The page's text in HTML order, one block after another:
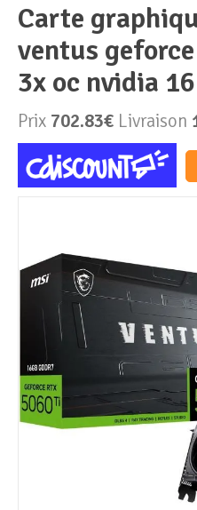
PC de bureau
Mini PC
PC Tout-en-un
Barebone
Tablettes
Boitier PC
Carte graphique
Mémoire PC
Mémoire Notebook
Processeur
Disque SSD
Clavier & Souris
Ecran PC
Réseaux
carte graphique – msi –
ventus
3x oc nvidia
Prix 702.83€ Livraison